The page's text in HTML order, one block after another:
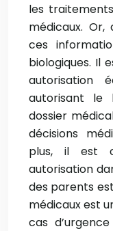
les
médicaux. Or,
ces
biologiques. Il
autorisation
autorisant le
dossier
décisions
plus, il est
autorisation
des parents
médicaux est
cas